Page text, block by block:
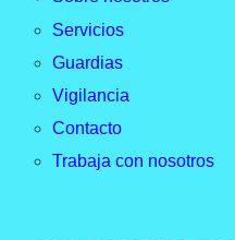
Servicios
Guardias
Vigilancia
Contacto
Trabaja con nosotros